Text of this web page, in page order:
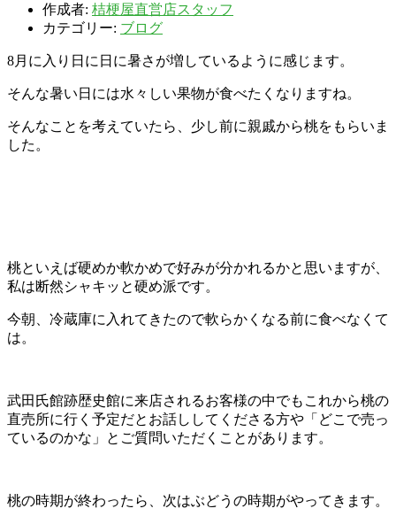
作成者: 桔梗屋直営店スタッフ
カテゴリー: ブログ
8月に入り日に日に暑さが増しているように感じます。
そんな暑い日には水々しい果物が食べたくなりますね。
そんなことを考えていたら、少し前に親戚から桃をもらいま
した。
桃といえば硬めか軟かめで好みが分かれるかと思いますが、
私は断然シャキッと硬め派です。
今朝、冷蔵庫に入れてきたので軟らかくなる前に食べなくて
は。
武田氏館跡歴史館に来店されるお客様の中でもこれから桃の
直売所に行く予定だとお話ししてくださる方や「どこで売っ
ているのかな」とご質問いただくことがあります。
桃の時期が終わったら、次はぶどうの時期がやってきます。